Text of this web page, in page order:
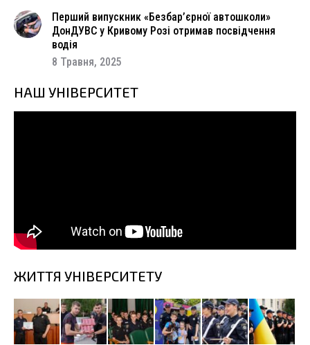
Перший випускник «Безбар’єрної автошколи»
ДонДУВС у Кривому Розі отримав посвідчення
водія
8 Травня, 2025
НАШ УНІВЕРСИТЕТ
ЖИТТЯ УНІВЕРСИТЕТУ